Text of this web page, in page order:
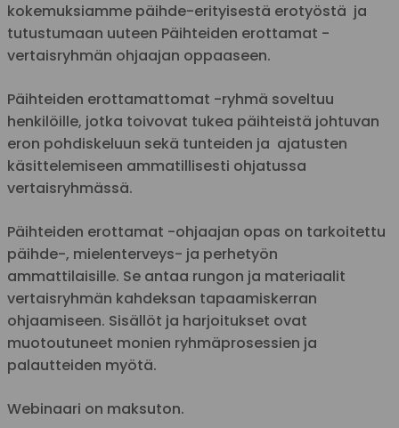
kokemuksiamme päihde-erityisestä erotyöstä ja
tutustumaan uuteen Päihteiden erottamat -
vertaisryhmän ohjaajan oppaaseen.
Päihteiden erottamattomat -ryhmä soveltuu
henkilöille, jotka toivovat tukea päihteistä johtuvan
eron pohdiskeluun sekä tunteiden ja ajatusten
käsittelemiseen ammatillisesti ohjatussa
vertaisryhmässä.
Päihteiden erottamat -ohjaajan opas on tarkoitettu
päihde-, mielenterveys- ja perhetyön
ammattilaisille. Se antaa rungon ja materiaalit
vertaisryhmän kahdeksan tapaamiskerran
ohjaamiseen. Sisällöt ja harjoitukset ovat
muotoutuneet monien ryhmäprosessien ja
palautteiden myötä.
Webinaari on maksuton.